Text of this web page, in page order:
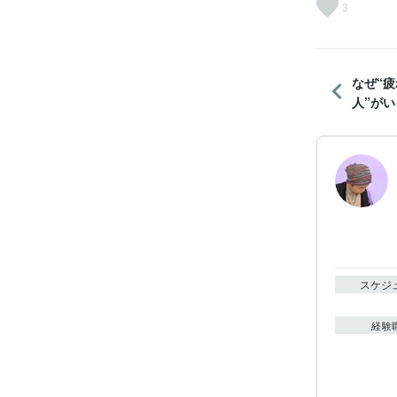
3
なぜ“
人”が
スケジ
経験